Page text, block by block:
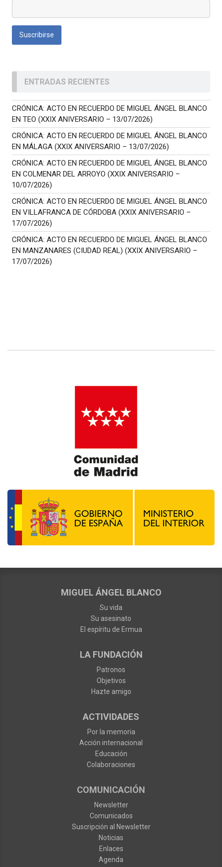
ENTRADAS RECIENTES
CRÓNICA: ACTO EN RECUERDO DE MIGUEL ÁNGEL BLANCO
EN TEO (XXIX ANIVERSARIO – 13/07/2026)
CRÓNICA: ACTO EN RECUERDO DE MIGUEL ÁNGEL BLANCO
EN MÁLAGA (XXIX ANIVERSARIO – 13/07/2026)
CRÓNICA: ACTO EN RECUERDO DE MIGUEL ÁNGEL BLANCO
EN COLMENAR DEL ARROYO (XXIX ANIVERSARIO –
10/07/2026)
CRÓNICA: ACTO EN RECUERDO DE MIGUEL ÁNGEL BLANCO
EN VILLAFRANCA DE CÓRDOBA (XXIX ANIVERSARIO –
17/07/2026)
CRÓNICA: ACTO EN RECUERDO DE MIGUEL ÁNGEL BLANCO
EN MANZANARES (CIUDAD REAL) (XXIX ANIVERSARIO –
17/07/2026)
MIGUEL ÁNGEL BLANCO
Su vida
Su asesinato
El espíritu de Ermua
LA FUNDACIÓN
Patronos
Objetivos
Hazte amigo
ACTIVIDADES
Por la memoria
Acción internacional
Educación
Colaboraciones
COMUNICACIÓN
Newsletter
Comunicados
Suscripción al Newsletter
Noticias
Enlaces
Agenda